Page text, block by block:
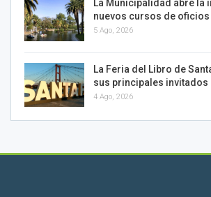
La Municipalidad abre la
nuevos cursos de oficios
5 Ago, 2026
La Feria del Libro de
sus principales invitados
4 Ago, 2026